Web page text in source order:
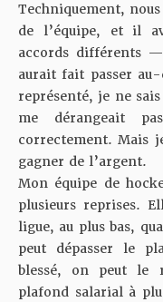
Techniquement,
de l’équipe, et il
accords différents
aurait fait passer
représenté, je ne
me dérangeait
correctement. Mais
gagner de l’argent.
Mon équipe de
plusieurs reprises.
ligue, au plus bas,
peut dépasser le
blessé, on peut le
plafond salarial à